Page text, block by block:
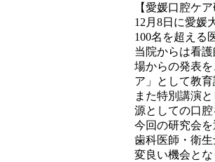
【愛媛口腔ケア
12月8日に愛媛
100名を超える
当院からは看
場からの発表
ア」として教育
また特別講演
源としての口
今回の研究会
歯科医師・衛
変良い機会とな